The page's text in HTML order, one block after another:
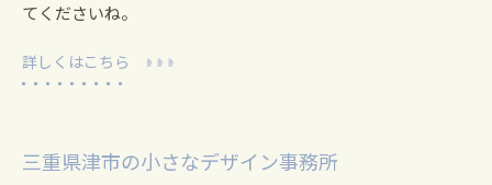
てくださいね。
詳しくはこちら
三重県津市の小さなデザイン事務所